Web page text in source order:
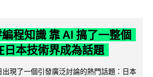
程知識 靠 AI 搞了一整個
日本技術界成為話題
現了一個引發廣泛討論的熱門話題：日本